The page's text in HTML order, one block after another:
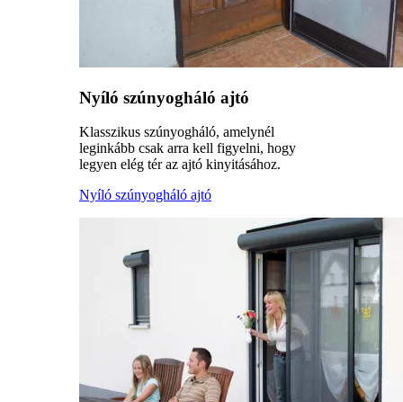
Nyíló szúnyogháló ajtó
Klasszikus szúnyogháló, amelynél
leginkább csak arra kell figyelni, hogy
legyen elég tér az ajtó kinyitásához.
Nyíló szúnyogháló ajtó